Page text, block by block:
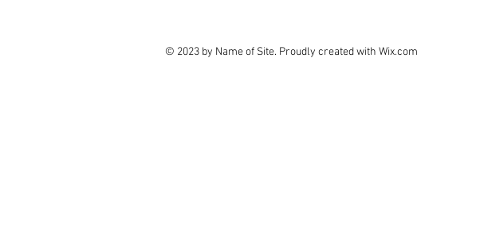
© 2023 by Name of Site. Proudly created with Wix.com